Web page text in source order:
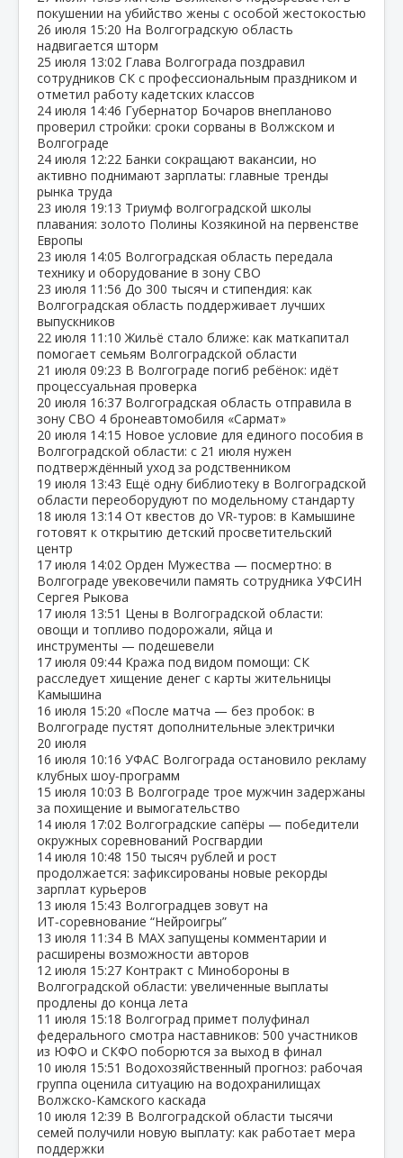
покушении на убийство жены с особой жестокостью
26 июля 15:20 На Волгоградскую область
надвигается шторм
25 июля 13:02 Глава Волгограда поздравил
сотрудников СК с профессиональным праздником и
отметил работу кадетских классов
24 июля 14:46 Губернатор Бочаров внепланово
проверил стройки: сроки сорваны в Волжском и
Волгограде
24 июля 12:22 Банки сокращают вакансии, но
активно поднимают зарплаты: главные тренды
рынка труда
23 июля 19:13 Триумф волгоградской школы
плавания: золото Полины Козякиной на первенстве
Европы
23 июля 14:05 Волгоградская область передала
технику и оборудование в зону СВО
23 июля 11:56 До 300 тысяч и стипендия: как
Волгоградская область поддерживает лучших
выпускников
22 июля 11:10 Жильё стало ближе: как маткапитал
помогает семьям Волгоградской области
21 июля 09:23 В Волгограде погиб ребёнок: идёт
процессуальная проверка
20 июля 16:37 Волгоградская область отправила в
зону СВО 4 бронеавтомобиля «Сармат»
20 июля 14:15 Новое условие для единого пособия в
Волгоградской области: с 21 июля нужен
подтверждённый уход за родственником
19 июля 13:43 Ещё одну библиотеку в Волгоградской
области переоборудуют по модельному стандарту
18 июля 13:14 От квестов до VR‑туров: в Камышине
готовят к открытию детский просветительский
центр
17 июля 14:02 Орден Мужества — посмертно: в
Волгограде увековечили память сотрудника УФСИН
Сергея Рыкова
17 июля 13:51 Цены в Волгоградской области:
овощи и топливо подорожали, яйца и
инструменты — подешевели
17 июля 09:44 Кража под видом помощи: СК
расследует хищение денег с карты жительницы
Камышина
16 июля 15:20 «После матча — без пробок: в
Волгограде пустят дополнительные электрички
20 июля
16 июля 10:16 УФАС Волгограда остановило рекламу
клубных шоу‑программ
15 июля 10:03 В Волгограде трое мужчин задержаны
за похищение и вымогательство
14 июля 17:02 Волгоградские сапёры — победители
окружных соревнований Росгвардии
14 июля 10:48 150 тысяч рублей и рост
продолжается: зафиксированы новые рекорды
зарплат курьеров
13 июля 15:43 Волгоградцев зовут на
ИТ‑соревнование “Нейроигры”
13 июля 11:34 В МАХ запущены комментарии и
расширены возможности авторов
12 июля 15:27 Контракт с Минобороны в
Волгоградской области: увеличенные выплаты
продлены до конца лета
11 июля 15:18 Волгоград примет полуфинал
федерального смотра наставников: 500 участников
из ЮФО и СКФО поборются за выход в финал
10 июля 15:51 Водохозяйственный прогноз: рабочая
группа оценила ситуацию на водохранилищах
Волжско‑Камского каскада
10 июля 12:39 В Волгоградской области тысячи
семей получили новую выплату: как работает мера
поддержки